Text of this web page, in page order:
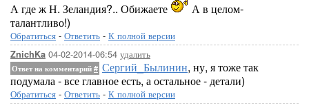
А где ж Н. Зеландия?.. Обижаете
А в целом-
талантливо!)
Обратиться - Ответить - К полной версии
ZnichKa 04-02-2014-06:54 удалить
Ответ на комментарий # Сергий_Былинин, ну, я тоже так
подумала - все главное есть, а остальное - детали)
Обратиться - Ответить - К полной версии